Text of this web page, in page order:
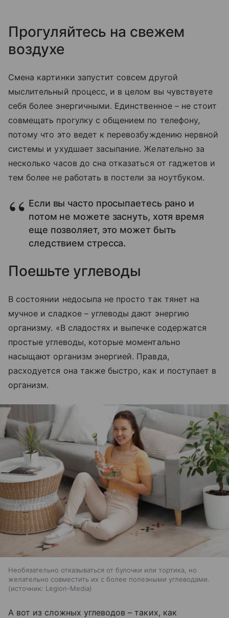
Прогуляйтесь на свежем
воздухе
Смена картинки запустит совсем другой
мыслительный процесс, и в целом вы чувствуете
себя более энергичными. Единственное – не стоит
совмещать прогулку с общением по телефону,
потому что это ведет к перевозбуждению нервной
системы и ухудшает засыпание. Желательно за
несколько часов до сна отказаться от гаджетов и
тем более не работать в постели за ноутбуком.
Если вы часто просыпаетесь рано и
потом не можете заснуть, хотя время
еще позволяет, это может быть
следствием стресса.
Поешьте углеводы
В состоянии недосыпа не просто так тянет на
мучное и сладкое – углеводы дают энергию
организму. «В сладостях и выпечке содержатся
простые углеводы, которые моментально
насыщают организм энергией. Правда,
расходуется она также быстро, как и поступает в
организм.
Необязательно отказываться от булочки или тортика, но
желательно совместить их с более полезными углеводами.
источник: Legion-Media
А вот из сложных углеводов – таких, как